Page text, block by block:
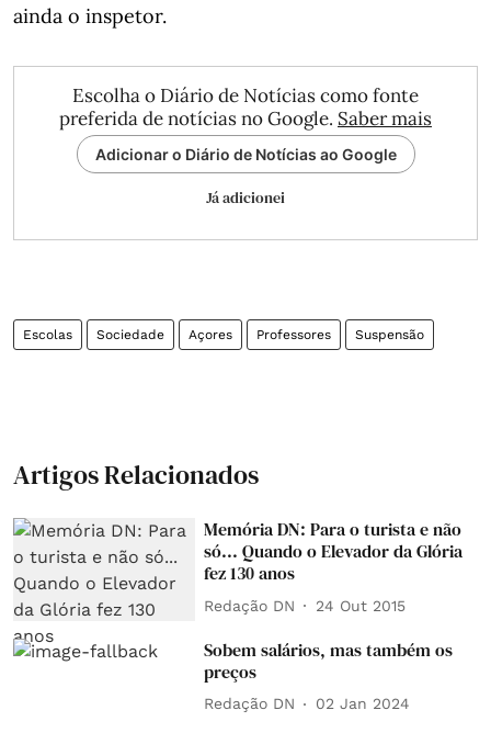
ainda o inspetor.
Escolha o Diário de Notícias como fonte
preferida de notícias no Google. Saber mais
Adicionar o Diário de Notícias ao Google
Já adicionei
Escolas Sociedade Açores Professores Suspensão
Artigos Relacionados
Memória DN: Para o turista e não
só... Quando o Elevador da Glória
fez 130 anos
Redação DN 24 Out 2015
Sobem salários, mas também os
preços
Redação DN 02 Jan 2024